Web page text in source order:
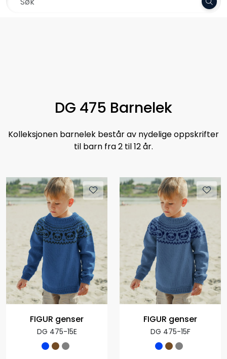
Skip to main content
DG 475 Barnelek
Kolleksjonen barnelek består av nydelige oppskrifter
til barn fra 2 til 12 år.
FIGUR genser
DG 475-15E
FIGUR genser
DG 475-15F
Outlet